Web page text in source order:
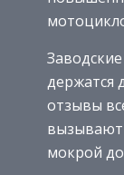
держатся
отзывы
вызывают
мокрой